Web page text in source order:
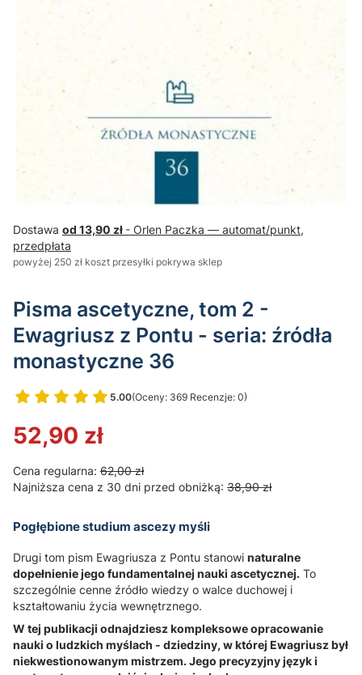
Dostawa od 13,90 zł - Orlen Paczka — automat/punkt,
przedpłata
powyżej 250 zł koszt przesyłki pokrywa sklep
Pisma ascetyczne, tom 2 -
Ewagriusz z Pontu - seria: źródła
monastyczne 36
5.00(Oceny: 369 Recenzje: 0)
Przejdź do sekcji Opinie
52,90 zł
Cena regularna: 62,00 zł
Najniższa cena z 30 dni przed obniżką: 38,90 zł
Pogłębione studium ascezy myśli
Drugi tom pism Ewagriusza z Pontu stanowi naturalne
dopełnienie jego fundamentalnej nauki ascetycznej. To
szczególnie cenne źródło wiedzy o walce duchowej i
kształtowaniu życia wewnętrznego.
W tej publikacji odnajdziesz kompleksowe opracowanie
nauki o ludzkich myślach - dziedziny, w której Ewagriusz był
niekwestionowanym mistrzem. Jego precyzyjny język i